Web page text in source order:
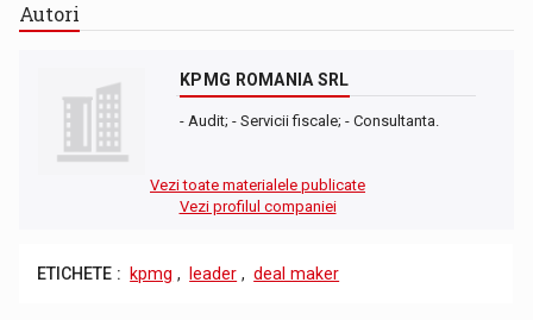
Autori
KPMG ROMANIA SRL
- Audit; - Servicii fiscale; - Consultanta.
Vezi toate materialele publicate
Vezi profilul companiei
ETICHETE : kpmg , leader , deal maker